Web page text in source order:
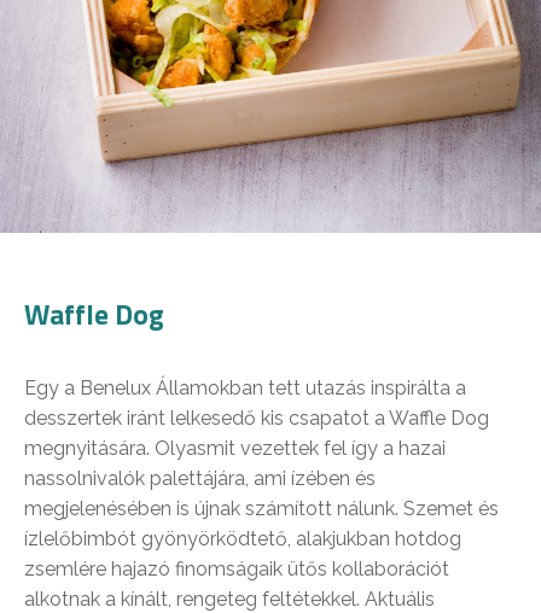
Waffle Dog
Egy a Benelux Államokban tett utazás inspirálta a
desszertek iránt lelkesedő kis csapatot a Waffle Dog
megnyitására. Olyasmit vezettek fel így a hazai
nassolnivalók palettájára, ami ízében és
megjelenésében is újnak számított nálunk. Szemet és
ízlelőbimbót gyönyörködtető, alakjukban hotdog
zsemlére hajazó finomságaik ütős kollaborációt
alkotnak a kínált, rengeteg feltétekkel. Aktuális